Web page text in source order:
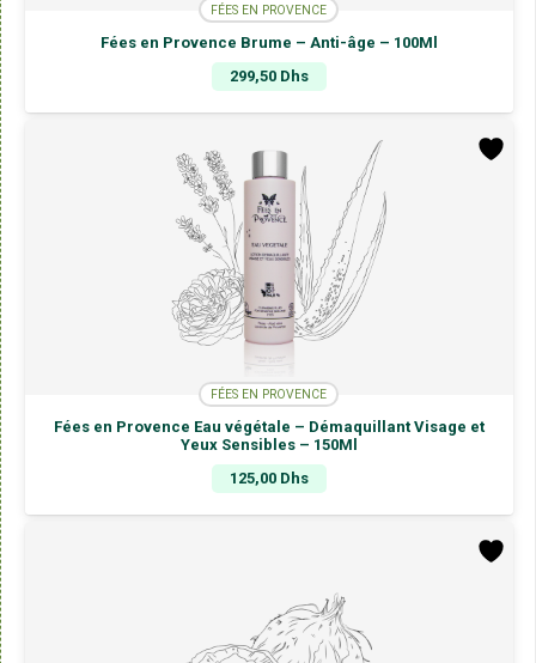
FÉES EN PROVENCE
Fées en Provence Brume – Anti-âge – 100Ml
299,50 Dhs
FÉES EN PROVENCE
Fées en Provence Eau végétale – Démaquillant Visage et
Yeux Sensibles – 150Ml
125,00 Dhs